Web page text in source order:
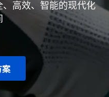
高效、智能的现代化
案